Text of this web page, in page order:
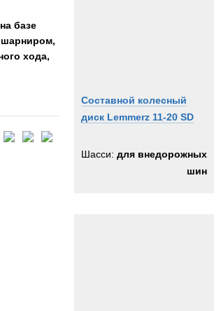
Составной колесный
диск Lemmerz 11-20 SD
Шасси: для внедорожных
шин
базе
шарниром,
хода,